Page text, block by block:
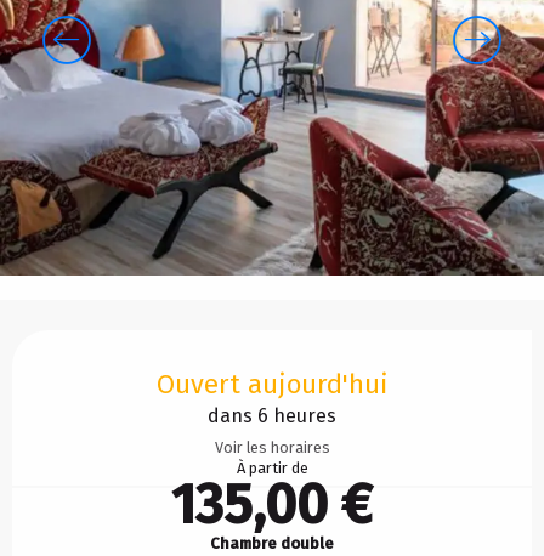
Ouvert aujourd'hui
dans 6 heures
Voir les horaires
À partir de
135,00 €
Chambre double